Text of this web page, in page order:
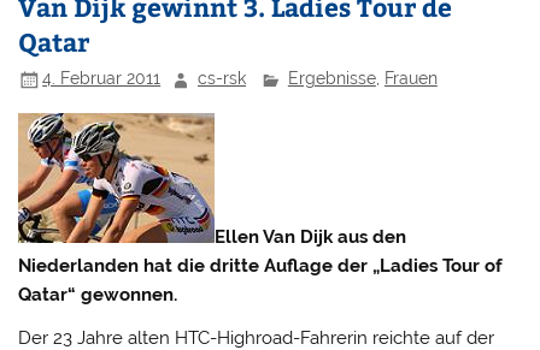
Qatar
4. Februar 2011 cs-rsk Ergebnisse, Frauen
Ellen Van Dijk aus den
Niederlanden hat die dritte Auflage der „Ladies Tour of
Qatar“ gewonnen.
Der 23 Jahre alten HTC-Highroad-Fahrerin reichte auf der